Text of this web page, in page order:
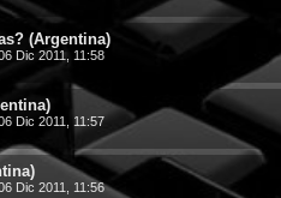
(Argentina)
Dic 2011, 11:58
Dic 2011, 11:57
Dic 2011, 11:56